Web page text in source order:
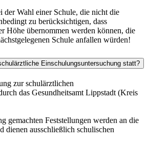
der Wahl einer Schule, die nicht die
zu berücksichtigen, dass
Höhe übernommen werden können, die
Schule anfallen würden!
Einschulungsuntersuchung statt?
zur schulärztlichen
das Gesundheitsamt Lippstadt (Kreis
gemachten Feststellungen werden an die
dienen ausschließlich schulischen